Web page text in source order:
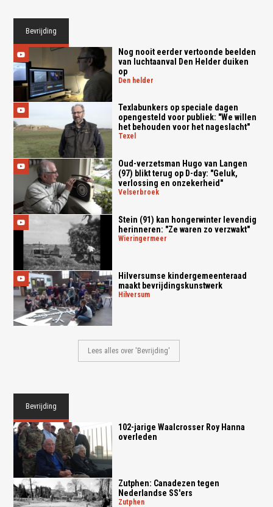
Bevrijding
Nog nooit eerder vertoonde beelden
van luchtaanval Den Helder duiken
op
den helder
Texlabunkers op speciale dagen
opengesteld voor publiek: "We willen
het behouden voor het nageslacht"
texel
Oud-verzetsman Hugo van Langen
(97) blikt terug op D-day: "Geluk,
verlossing en onzekerheid"
velserbroek
Stein (91) kan hongerwinter levendig
herinneren: "Ze waren zo verzwakt"
wieringermeer
Hilversumse kindergemeenteraad
maakt bevrijdingskunstwerk
hilversum
Lees alles over 'Bevrijding'
Bevrijding
102-jarige Waalcrosser Roy Hanna
overleden
Zutphen: Canadezen tegen
Nederlandse SS'ers
zutphen